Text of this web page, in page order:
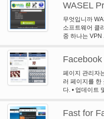
WASEL
무엇입니까
소프트웨어 클
중 하나는 VPN
터넷에 안전 하
서비스를 사용
인 전화 없이
압축 기술을 사
Pro 서비스를
설정 된 터널
페이지 관리자
러 페이지를 한
다. • 업데이트
이지 •을 보낸
Fast for